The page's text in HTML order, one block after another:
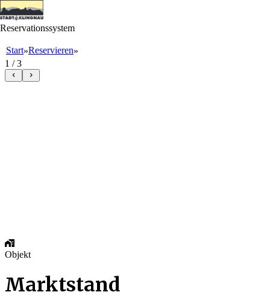
Reservationssystem
Start»Reservieren»
1 / 3
Objekt
Marktstand